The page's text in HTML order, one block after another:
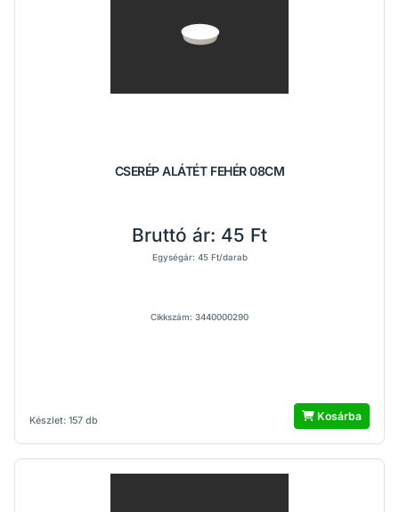
CSERÉP ALÁTÉT FEHÉR 08CM
Készlet: 157 db
Bruttó ár: 45 Ft
Egységár: 45 Ft/darab
Cikkszám: 3440000290
Kosárba